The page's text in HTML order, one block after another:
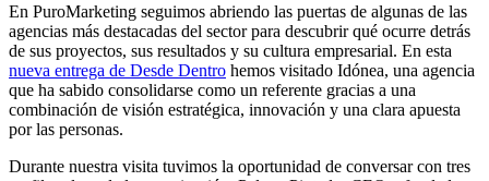
En PuroMarketing seguimos abriendo las puertas de algunas de las
agencias más destacadas del sector para descubrir qué ocurre detrás
de sus proyectos, sus resultados y su cultura empresarial. En esta
nueva entrega de Desde Dentro hemos visitado Idónea, una agencia
que ha sabido consolidarse como un referente gracias a una
combinación de visión estratégica, innovación y una clara apuesta
por las personas.
Durante nuestra visita tuvimos la oportunidad de conversar con tres